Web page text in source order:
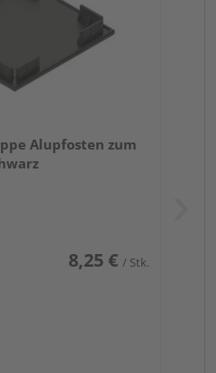
Alupfosten zum
8,25 € / Stk.